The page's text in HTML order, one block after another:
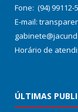
Fone: (94) 99112-
E-mail:
Horário de
ÚLTIMAS